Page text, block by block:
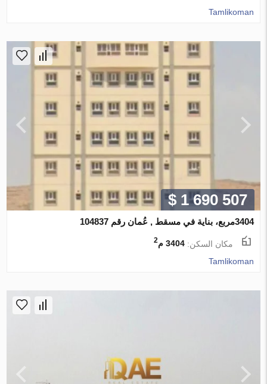
Tamlikoman
$ 1 690 507
3404مربع، بناية في مسقط , عُمان رقم 104837
مكان السكن:3404 م 2
Tamlikoman